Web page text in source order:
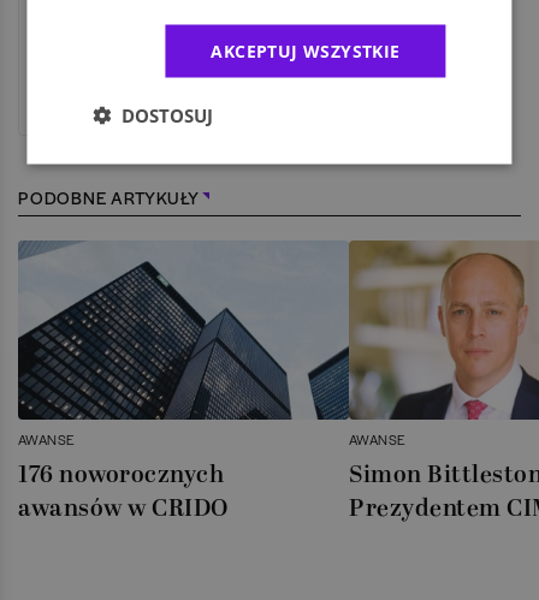
Redakcja KarierawFinansach.pl podejmuje
tematy ciekawe i ważne dla pracowników
branży finansowej i osób, które dopiero myślą
PODOBNE ARTYKUŁY
AWANSE
176 noworocznych
awansów w CRIDO
AWANSE
Simon
Prezydentem
AKCEPTUJ WSZYSTKIE
DOSTOSUJ